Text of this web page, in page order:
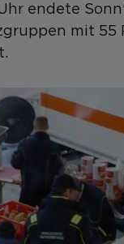
endete
mit 55